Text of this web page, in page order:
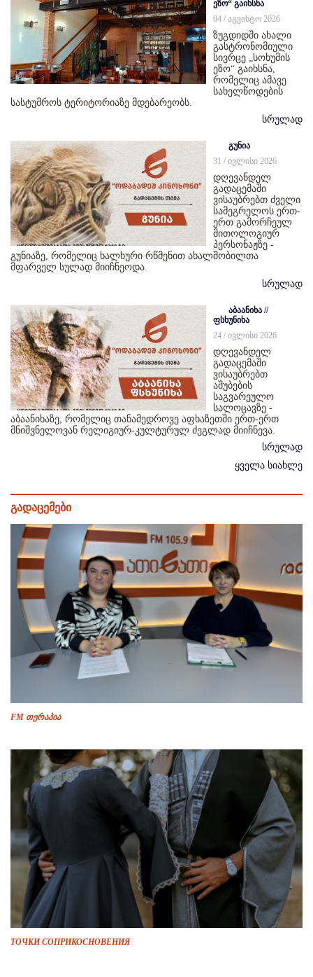
ეზო“ გაიხსნა
04 / აგვისტო 2026
ზუგდიდში ახალი
გასტრონომიული
სივრცე „სოხუმის
ეზო“ გაიხსნა,
რომელიც ამავე
სახელწოდების
სასტუმროს ტერიტორიაზე მდებარეობს.
სრულად
გუნია
31 / ივლისი 2026
დღევანდელ
გადაცემაში
ვისაუბრებთ ძველი
სამეგრელოს ერთ-
ერთ გამორჩეულ
მითოლოგიურ
პერსონაჟზე -
გუნიაზე, რომელიც ხალხური რწმენით ახალშობილთა
მფარველ სულად მიიჩნეოდა.
სრულად
აბაანიხა //
ფსხუნიხა
24 / ივლისი 2026
დღევანდელ
გადაცემაში
ვისაუბრებთ
აშუბების
საგვარეულო
სალოცავზე -
აბაანიხაზე, რომელიც თანამედროვე აფხაზეთში ერთ-ერთ
მნიშვნელოვან რელიგიურ-კულტურულ ძეგლად მიიჩნევა.
სრულად
ყველა სიახლე
გადაცემები
FM თერაპია
ТОЧКИ СОПРИКОСНОВЕНИЯ